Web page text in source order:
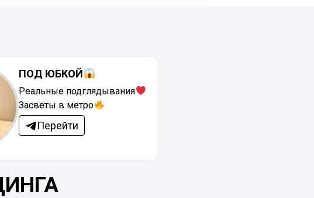
ПОД ЮБКОЙ
Реальные подглядывания
Засветы в метро
Перейти